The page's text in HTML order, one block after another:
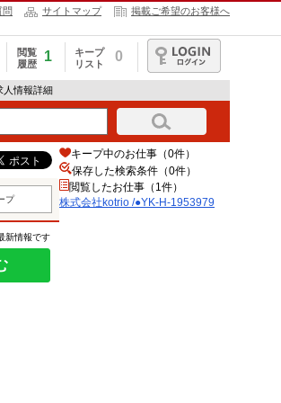
問 サイトマップ 掲載ご希望のお客様へ
閲覧
履歴
1
キープ
リスト
0
ログイン
人情報詳細
プ
新情報です
キープ中のお仕事（0件）
保存した検索条件（0件）
閲覧したお仕事（1件）
株式会社kotrio /●YK-H-1953979